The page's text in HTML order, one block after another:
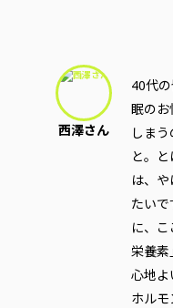
西澤さん
40代
眠のお
しま
と。
は、
たい
に、
栄養素
心地よ
ホル